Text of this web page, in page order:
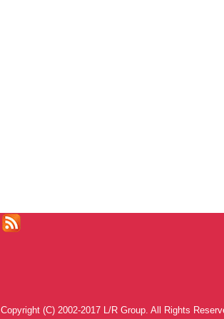
Copyright (C) 2002-2017 L/R Group. All Rights